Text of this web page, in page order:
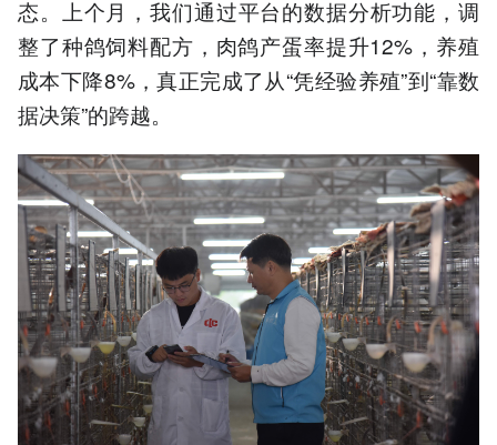
态。上个月，我们通过平台的数据分析功能，调
整了种鸽饲料配方，肉鸽产蛋率提升12%，养殖
成本下降8%，真正完成了从“凭经验养殖”到“靠数
据决策”的跨越。